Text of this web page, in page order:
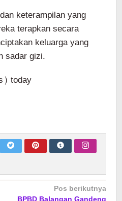
keterampilan yang
terapkan secara
keluarga yang
sadar gizi.
today
Pos berikutnya